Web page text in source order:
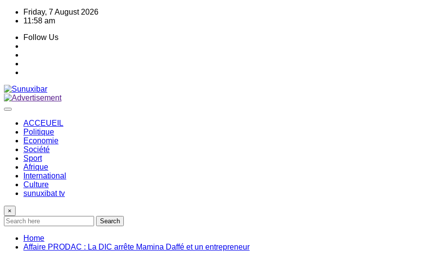
Skip
Friday, 7 August 2026
11:58 am
Follow Us
ACCEUEIL
Politique
Economie
Société
Sport
Afrique
International
Culture
sunuxibat tv
×
Search
Home
Affaire PRODAC : La DIC arrête Mamina Daffé et un entrepreneur